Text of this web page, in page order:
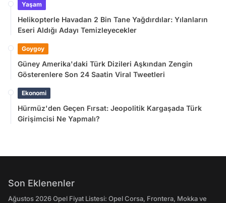
Yaşam
Helikopterle Havadan 2 Bin Tane Yağdırdılar: Yılanların
Eseri Aldığı Adayı Temizleyecekler
Goygoy
Güney Amerika'daki Türk Dizileri Aşkından Zengin
Gösterenlere Son 24 Saatin Viral Tweetleri
Ekonomi
Hürmüz'den Geçen Fırsat: Jeopolitik Kargaşada Türk
Girişimcisi Ne Yapmalı?
Son Eklenenler
Ağustos 2026 Opel Fiyat Listesi: Opel Corsa, Frontera, Mokka ve